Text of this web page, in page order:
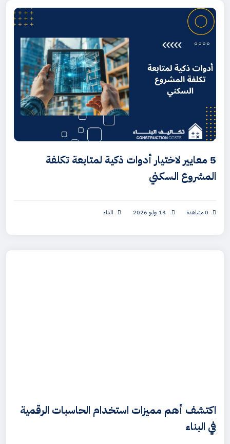
5 معايير لاختيار أدوات ذكية لمتابعة تكلفة
المشروع السكني
0 مشاهدة البناء
اكتشف أهم مميزات استخدام الحاسبات الرقمية
في البناء